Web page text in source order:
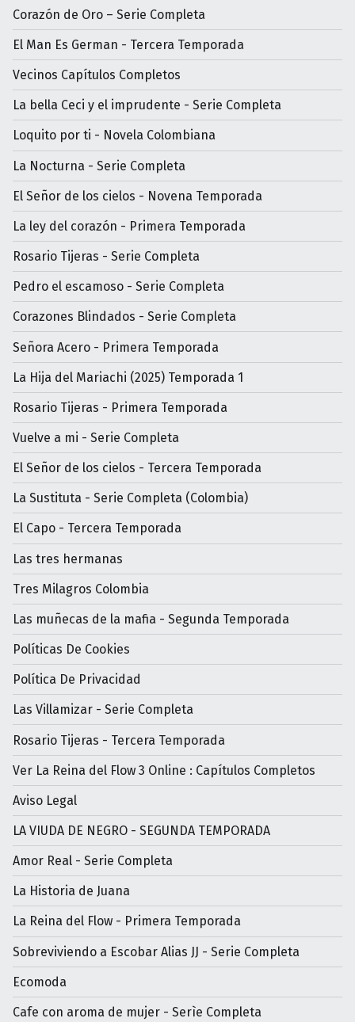
Corazón de Oro – Serie Completa
El Man Es German - Tercera Temporada
Vecinos Capítulos Completos
La bella Ceci y el imprudente - Serie Completa
Loquito por ti - Novela Colombiana
La Nocturna - Serie Completa
El Señor de los cielos - Novena Temporada
La ley del corazón - Primera Temporada
Rosario Tijeras - Serie Completa
Pedro el escamoso - Serie Completa
Corazones Blindados - Serie Completa
Señora Acero - Primera Temporada
La Hija del Mariachi (2025) Temporada 1
Rosario Tijeras - Primera Temporada
Vuelve a mi - Serie Completa
El Señor de los cielos - Tercera Temporada
La Sustituta - Serie Completa (Colombia)
El Capo - Tercera Temporada
Las tres hermanas
Tres Milagros Colombia
Las muñecas de la mafia - Segunda Temporada
Políticas De Cookies
Política De Privacidad
Las Villamizar - Serie Completa
Rosario Tijeras - Tercera Temporada
Ver La Reina del Flow 3 Online : Capítulos Completos
Aviso Legal
LA VIUDA DE NEGRO - SEGUNDA TEMPORADA
Amor Real - Serie Completa
La Historia de Juana
La Reina del Flow - Primera Temporada
Sobreviviendo a Escobar Alias JJ - Serie Completa
Ecomoda
Cafe con aroma de mujer - Serìe Completa